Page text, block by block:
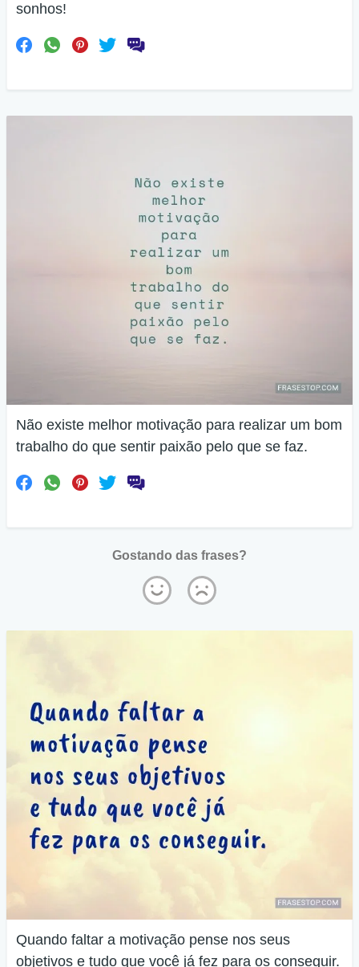
sonhos!
Não existe melhor motivação para realizar um bom
trabalho do que sentir paixão pelo que se faz.
Gostando das frases?
Quando faltar a motivação pense nos seus
objetivos e tudo que você já fez para os conseguir.